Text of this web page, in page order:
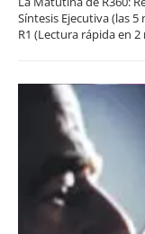
Síntesis Ejecutiva (las 5
R1 (Lectura rápida en